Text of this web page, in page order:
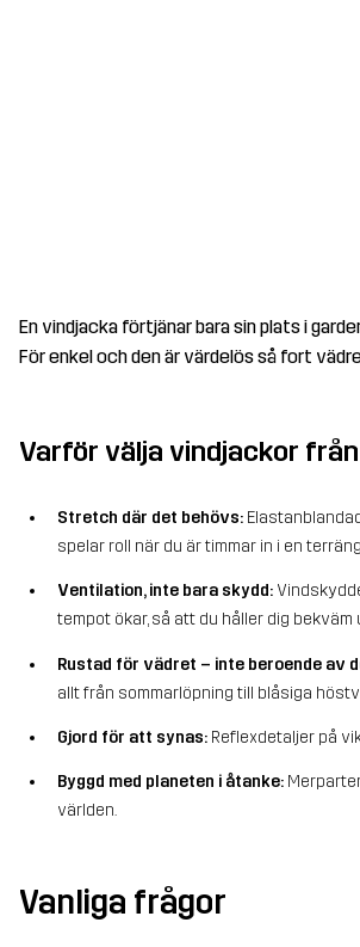
En vindjacka förtjänar bara sin plats i
För enkel och den är värdelös så fort
Varför välja vindjackor
Stretch där det behövs:
spelar roll när du är timmar in i en
Ventilation, inte bara skydd:
tempot ökar, så att du håller dig
Rustad för vädret – inte beroende av
allt från sommarlöpning till blåsiga
Gjord för att synas: Reflexdetaljer på
Byggd med planeten i åtanke:
världen.
Vanliga frågor